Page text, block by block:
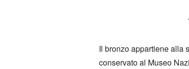
Il bronzo appartiene alla
conservato al Museo